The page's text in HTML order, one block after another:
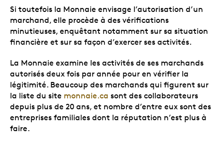
Si toutefois la Monnaie envisage l’autorisation d’un
marchand, elle procède à des vérifications
minutieuses, enquêtant notamment sur sa situation
financière et sur sa façon d’exercer ses activités.
La Monnaie examine les activités de ses marchands
autorisés deux fois par année pour en vérifier la
légitimité. Beaucoup des marchands qui figurent sur
la liste du site monnaie.ca sont des collaborateurs
depuis plus de 20 ans, et nombre d’entre eux sont des
entreprises familiales dont la réputation n’est plus à
faire.